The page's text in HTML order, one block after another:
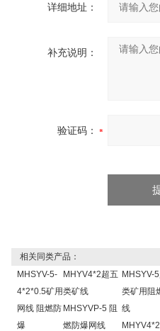
详细地址：
补充说明：
验证码：
相关同类产品：
MHSYV-5-
4*2*0.5矿用
网线 阻燃防
爆
MHYV4*2超五
类矿线
MHSYVP-5 阻
燃防爆网线
MHSYV-
类矿用阻
线